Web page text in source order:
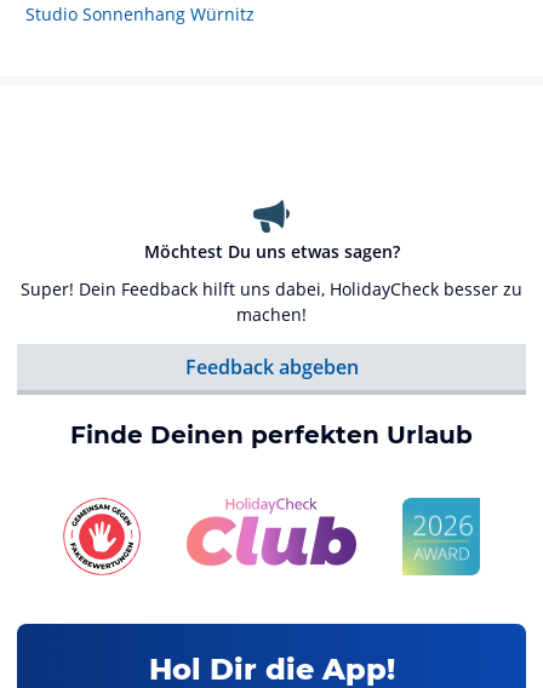
Studio Sonnenhang Würnitz
Möchtest Du uns etwas sagen?
Super! Dein Feedback hilft uns dabei, HolidayCheck besser zu
machen!
Feedback abgeben
Finde Deinen perfekten Urlaub
Hol Dir die App!